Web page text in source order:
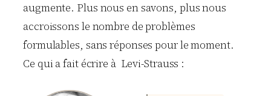
augmente. Plus nous en savons, plus nous
accroissons le nombre de problèmes
formulables, sans réponses pour le moment.
Ce qui a fait écrire à Levi-Strauss :